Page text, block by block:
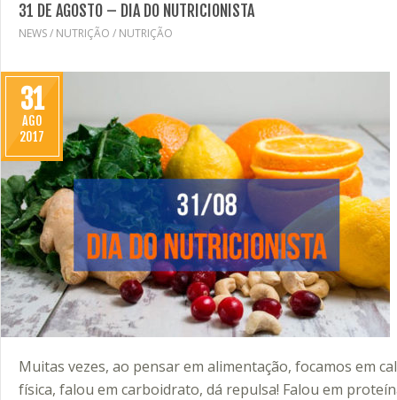
31 DE AGOSTO – DIA DO NUTRICIONISTA
NEWS/ NUTRIÇÃO / NUTRIÇÃO
31
AGO
2017
Muitas vezes, ao pensar em alimentação, focamos em
física, falou em carboidrato, dá repulsa! Falou em